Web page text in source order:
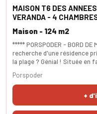
MAISON T6 DES
VERANDA - 4
***** PORSPODER - BORD
recherche d'une résidence
la plage ? Génial ! Située en
double bénéficie d'une
cuisine attenante permet
avec accès immédiat au ja
Maison - 124 m2
+
Porspoder